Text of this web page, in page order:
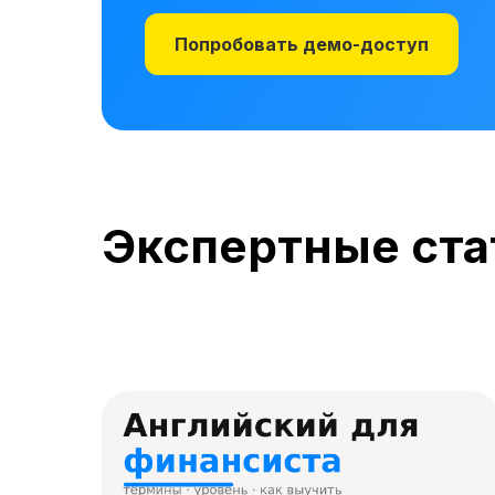
Попробовать демо-доступ
Экспертные